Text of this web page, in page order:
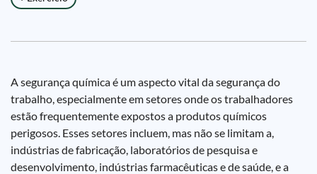
A segurança química é um aspecto vital da segurança do
trabalho, especialmente em setores onde os trabalhadores
estão frequentemente expostos a produtos químicos
perigosos. Esses setores incluem, mas não se limitam a,
indústrias de fabricação, laboratórios de pesquisa e
desenvolvimento, indústrias farmacêuticas e de saúde, e a